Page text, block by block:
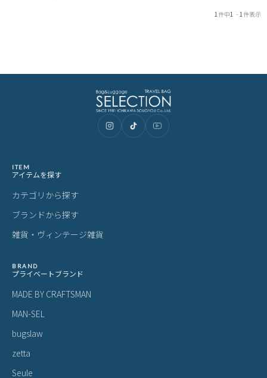
1 件中1 - 1 件表示
ITEM
アイテムを探す
カテゴリから探す
ブランドから探す
雑貨・ヴィンテージ雑貨
BRAND
プライベートブランド
MADE BY CRAFTSMAN
MAN-SEL
bugslaw
zetta
Seule